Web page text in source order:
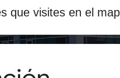
que visites en el